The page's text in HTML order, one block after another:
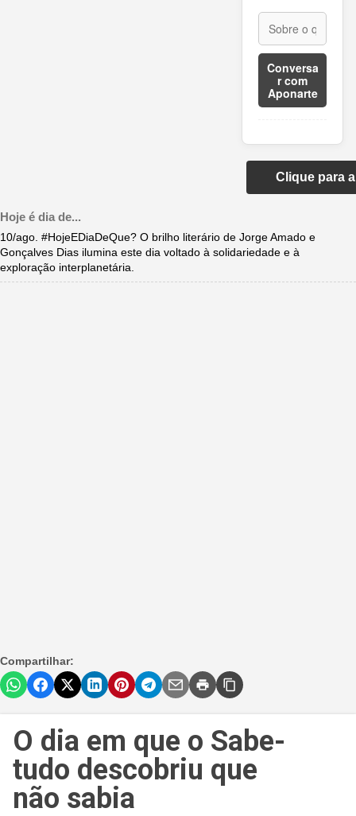
Conversa
r com
Aponarte
Clique para
Hoje é dia de...
10/ago. #HojeEDiaDeQue? O brilho literário de Jorge Amado e
Gonçalves Dias ilumina este dia voltado à solidariedade e à
exploração interplanetária.
Compartilhar:
O dia em que o Sabe-
tudo descobriu que
não sabia